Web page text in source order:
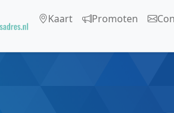
Kaart Promoten